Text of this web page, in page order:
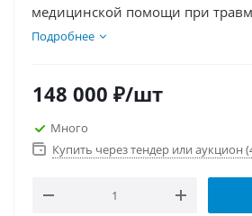
медицинской помощи при
различными ЧС. Голову и
позволяет отработать
пострадавшего, проведение
помощи при кровотечениях,
иммобилизацию конечностей и
пострадавшего. В комплект
травмы, такие как переломы,
Подробнее
148 000 ₽/шт
Много
Купить через тендер или аукцион